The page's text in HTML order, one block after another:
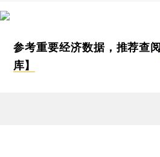
参考重要经济数据，推荐查阅
库】